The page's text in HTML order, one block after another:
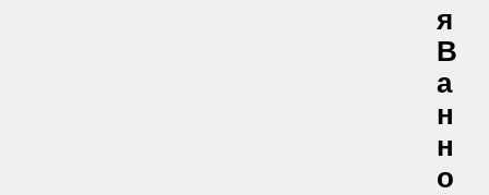
Я
В
А
Н
Н
О